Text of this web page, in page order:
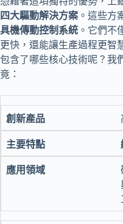
四大驅動解決方案 。這些方
具機傳動控制系統 。它們不
更快，還能讓生產過程更智
包含了哪些核心技術呢？我
竟：